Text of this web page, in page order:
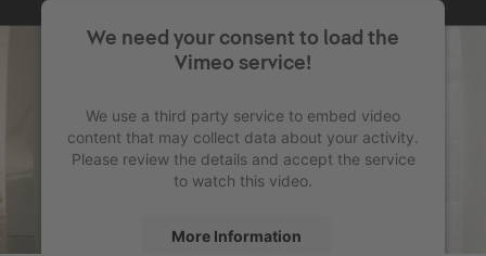
We need your consent to load the
Vimeo service!
We use a third party service to embed video
content that may collect data about your activity.
Please review the details and accept the service
to watch this video.
More Information